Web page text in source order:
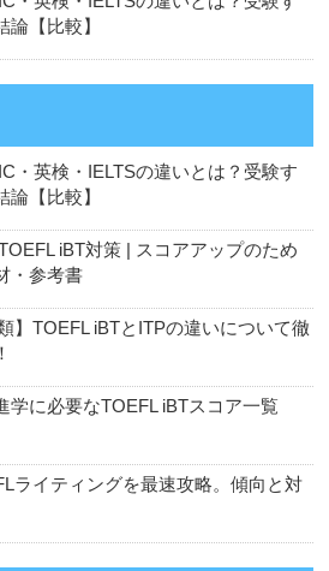
論【比較】
・英検・IELTSの違いとは？受験す
論【比較】
iBT対策 | スコアアップのため
・参考書
】TOEFL iBTとITPの違いについて徹
学に必要なTOEFL iBTスコア一覧
ライティングを最速攻略。傾向と対